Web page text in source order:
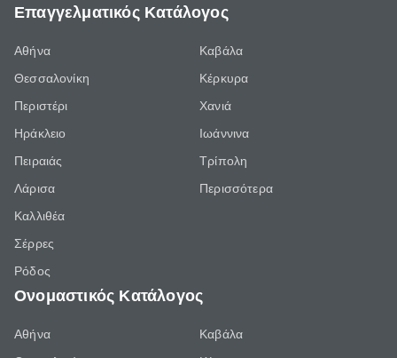
Επαγγελματικός Κατάλογος
Αθήνα
Θεσσαλονίκη
Περιστέρι
Ηράκλειο
Πειραιάς
Λάρισα
Καλλιθέα
Σέρρες
Ρόδος
Καβάλα
Κέρκυρα
Χανιά
Ιωάννινα
Τρίπολη
Περισσότερα
Ονομαστικός Κατάλογος
Αθήνα
Καβάλα